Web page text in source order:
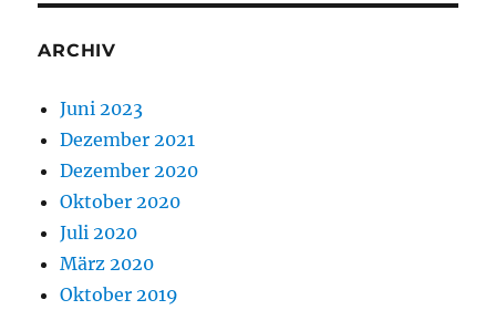
ARCHIV
Juni 2023
Dezember 2021
Dezember 2020
Oktober 2020
Juli 2020
März 2020
Oktober 2019